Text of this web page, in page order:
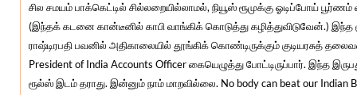
சில சமயம் பாக்கெட்டில் சில்லறையில்லாமல், நியூஸ் ரூமுக்கு ஓடிப்போய்
(இந்தக் கடனை கான்டீனில் காபி வாங்கிக் கொடுத்து கழித்துவிடுவேன்.)
ராஷ்டிரபதி பவனில் அதிகாலையில் தூங்கிக் கொண்டிருக்கும் குடியரசுத்
President of India Accounts Officer கையெழுத்து போட்டிருப்பார். இந்த
ரூல்ஸ் இடம் தராது. இன்னும் நாம் மாறவில்லை. No body can beat our Indian